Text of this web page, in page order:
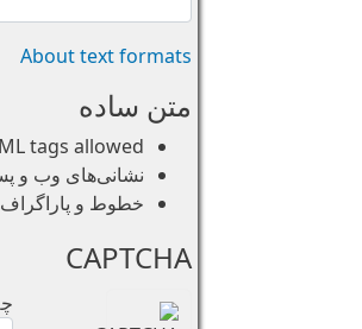
About text formats
متن ساده
tags allowed.
نشانی‌های وب و
خطوط و
CAPTCHA